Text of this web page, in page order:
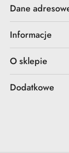
Dane
Informacje
O sklepie
Dodatkowe